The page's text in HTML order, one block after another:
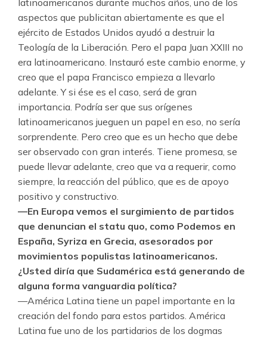
latinoamericanos durante muchos años, uno de los
aspectos que publicitan abiertamente es que el
ejército de Estados Unidos ayudó a destruir la
Teología de la Liberación. Pero el papa Juan XXIII no
era latinoamericano. Instauró este cambio enorme, y
creo que el papa Francisco empieza a llevarlo
adelante. Y si ése es el caso, será de gran
importancia. Podría ser que sus orígenes
latinoamericanos jueguen un papel en eso, no sería
sorprendente. Pero creo que es un hecho que debe
ser observado con gran interés. Tiene promesa, se
puede llevar adelante, creo que va a requerir, como
siempre, la reacción del público, que es de apoyo
positivo y constructivo.
—En Europa vemos el surgimiento de partidos
que denuncian el statu quo, como Podemos en
España, Syriza en Grecia, asesorados por
movimientos populistas latinoamericanos.
¿Usted diría que Sudamérica está generando de
alguna forma vanguardia política?
—América Latina tiene un papel importante en la
creación del fondo para estos partidos. América
Latina fue uno de los partidarios de los dogmas